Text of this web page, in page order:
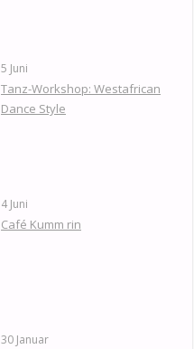
5 Juni
Tanz-Workshop: Westafrican
Dance Style
4 Juni
Café Kumm rin
30 Januar